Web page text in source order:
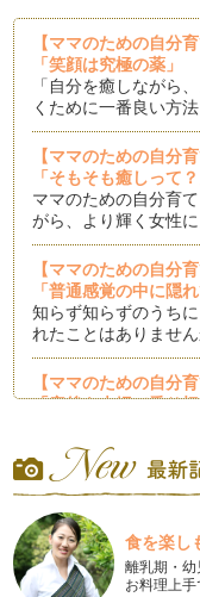
【ママのための自分
「笑顔は究極の薬」
「自分を癒しながら
くために一番良い方
【ママのための自分
「そもそも癒しって？
ママのための自分育
がら、より輝く女性
【ママのための自分
「普通感覚の中に隠
知らず知らずのうち
れたことはありませ
【ママのための自分
「産後を夫婦で乗り
を確保する 3、人に
【ママのための自分
「産後を夫婦で乗り
初めての出産後は２
かしつけなど、慣れ
食を楽し
離乳期・幼
お料理上